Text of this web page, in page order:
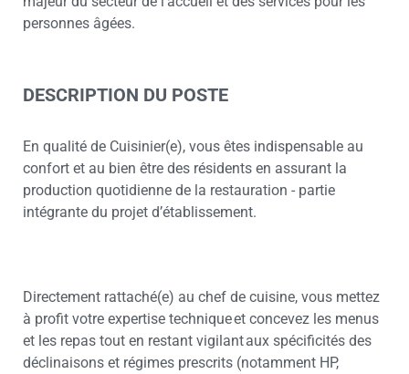
personnes âgées.
DESCRIPTION DU POSTE
En qualité de Cuisinier(e), vous êtes indispensable au
confort et au bien être des résidents en assurant la
production quotidienne de la restauration - partie
intégrante du projet d’établissement.
Directement rattaché(e) au chef de cuisine, vous mettez
à profit votre expertise technique et concevez les menus
et les repas tout en restant vigilant aux spécificités des
déclinaisons et régimes prescrits (notamment HP,